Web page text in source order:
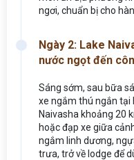
ngơi, chuẩn bị cho
Ngày 2: Lake
nước ngọt đến
Sáng sớm, sau bữa
xe ngắm thú ngắn tại
Naivasha khoảng 20
hoặc đạp xe giữa
ngắm linh dương,
trưa, trở về lodge để